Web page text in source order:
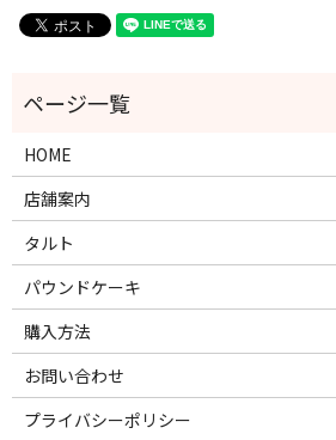
HOME
店舗案内
タルト
パウンドケーキ
購入方法
お問い合わせ
プライバシーポリシー